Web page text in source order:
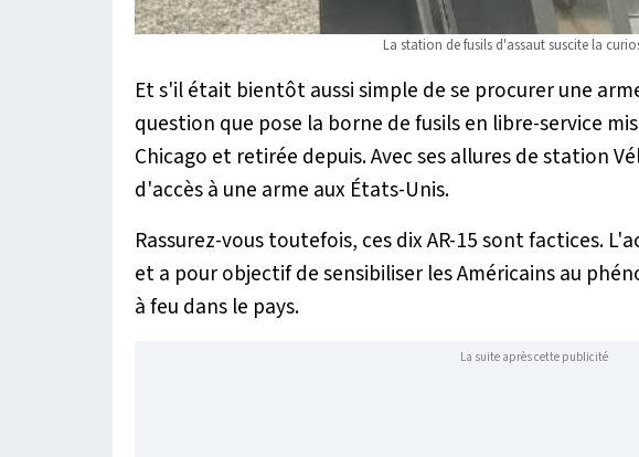
La station de fusils d'assaut suscite la
Et s'il était bientôt aussi simple de se procurer une
question que pose la borne de fusils en libre-service
Chicago et retirée depuis. Avec ses allures de station
d'accès à une arme aux États-Unis.
Rassurez-vous toutefois, ces dix AR-15 sont factices.
et a pour objectif de sensibiliser les Américains au
à feu dans le pays.
La suite après cette publicité